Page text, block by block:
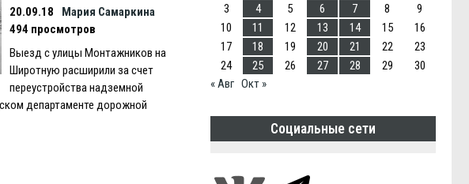
20.09.18
Мария Самаркина
494 просмотров
Выезд с улицы Монтажников на
Широтную расширили за счет
переустройства надземной
департаменте дорожной
3
4 5 6 7 8
9
10
11 12 13 14 15
16
17
18 19 20 21 22
23
24
25 26 27 28 29
30
« Авг Окт »
Социальные сети